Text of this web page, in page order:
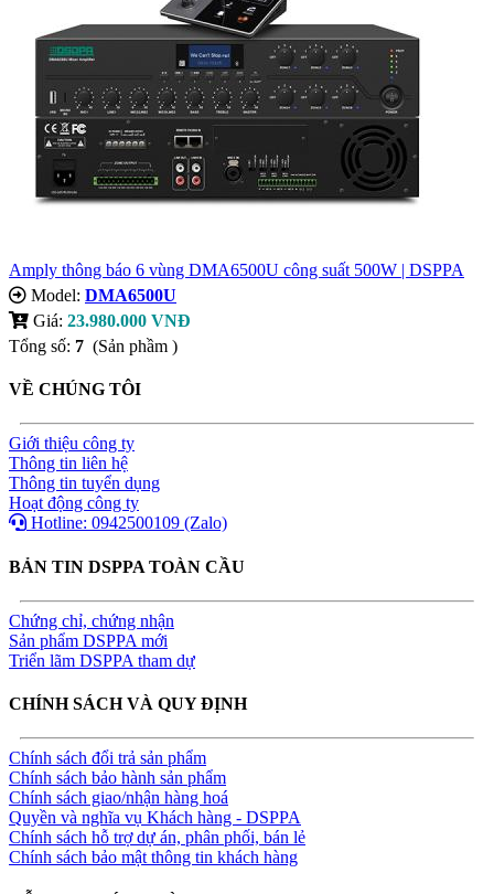
Amply thông báo 6 vùng DMA6500U công suất 500W | DSPPA
Model: DMA6500U
Giá: 23.980.000 VNĐ
Tổng số: 7 (Sản phầm )
VỀ CHÚNG TÔI
Giới thiệu công ty
Thông tin liên hệ
Thông tin tuyển dụng
Hoạt động công ty
Hotline: 0942500109 (Zalo)
BẢN TIN DSPPA TOÀN CẦU
Chứng chỉ, chứng nhận
Sản phẩm DSPPA mới
Triển lãm DSPPA tham dự
CHÍNH SÁCH VÀ QUY ĐỊNH
Chính sách đổi trả sản phẩm
Chính sách bảo hành sản phẩm
Chính sách giao/nhận hàng hoá
Quyền và nghĩa vụ Khách hàng - DSPPA
Chính sách hỗ trợ dự án, phân phối, bán lẻ
Chính sách bảo mật thông tin khách hàng